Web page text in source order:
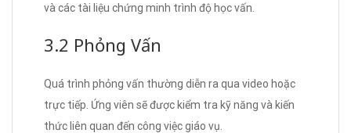
và các tài liệu chứng minh trình độ học vấn.
3.2 Phỏng Vấn
Quá trình phỏng vấn thường diễn ra qua video hoặc
trực tiếp. Ứng viên sẽ được kiểm tra kỹ năng và kiến
thức liên quan đến công việc giáo vụ.